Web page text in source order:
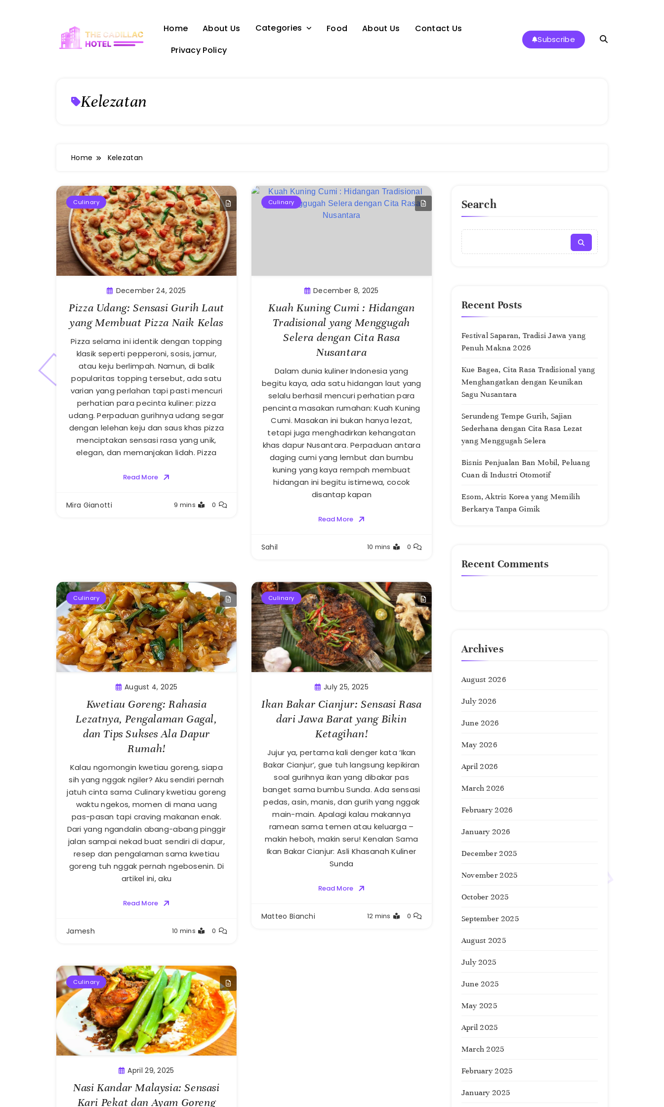
Home About Us Categories Food About Us
Contact Us
Privacy Policy
Subscribe
Kelezatan
Home Kelezatan
Culinary
December 24, 2025
Pizza Udang: Sensasi Gurih Laut
yang Membuat Pizza Naik Kelas
Pizza selama ini identik dengan topping
klasik seperti pepperoni, sosis, jamur,
atau keju berlimpah. Namun, di balik
popularitas topping tersebut, ada satu
varian yang perlahan tapi pasti mencuri
perhatian para pecinta kuliner: pizza
udang. Perpaduan gurihnya udang segar
dengan lelehan keju dan saus khas pizza
menciptakan sensasi rasa yang unik,
elegan, dan memanjakan lidah. Pizza
Read More
Mira Gianotti 9 mins 0
Culinary
December 8, 2025
Kuah Kuning Cumi : Hidangan
Tradisional yang Menggugah
Selera dengan Cita Rasa
Nusantara
Dalam dunia kuliner Indonesia yang
begitu kaya, ada satu hidangan laut yang
selalu berhasil mencuri perhatian para
pencinta masakan rumahan: Kuah Kuning
Cumi. Masakan ini bukan hanya lezat,
tetapi juga menghadirkan kehangatan
khas dapur Nusantara. Perpaduan antara
daging cumi yang lembut dan bumbu
kuning yang kaya rempah membuat
hidangan ini begitu istimewa, cocok
disantap kapan
Read More
Sahil 10 mins 0
Culinary
August 4, 2025
Kwetiau Goreng: Rahasia
Lezatnya, Pengalaman Gagal,
dan Tips Sukses Ala Dapur
Rumah!
Kalau ngomongin kwetiau goreng, siapa
sih yang nggak ngiler? Aku sendiri pernah
jatuh cinta sama Culinary kwetiau goreng
waktu ngekos, momen di mana uang
pas-pasan tapi craving makanan enak.
Dari yang ngandalin abang-abang pinggir
jalan sampai nekad buat sendiri di dapur,
resep dan pengalaman sama kwetiau
goreng tuh nggak pernah ngebosenin. Di
artikel ini, aku
Read More
Jamesh 10 mins 0
Culinary
July 25, 2025
Ikan Bakar Cianjur: Sensasi Rasa
dari Jawa Barat yang Bikin
Ketagihan!
Jujur ya, pertama kali denger kata ‘Ikan
Bakar Cianjur‘, gue tuh langsung kepikiran
soal gurihnya ikan yang dibakar pas
banget sama bumbu Sunda. Ada sensasi
pedas, asin, manis, dan gurih yang nggak
main-main. Apalagi kalau makannya
ramean sama temen atau keluarga –
makin heboh, makin seru! Kenalan Sama
Ikan Bakar Cianjur: Asli Khasanah Kuliner
Sunda
Read More
Matteo Bianchi 12 mins 0
Culinary
April 29, 2025
Nasi Kandar Malaysia: Sensasi
Kari Pekat dan Ayam Goreng
Search
Recent Posts
Festival Saparan, Tradisi Jawa yang
Penuh Makna 2026
Kue Bagea, Cita Rasa Tradisional yang
Menghangatkan dengan Keunikan
Sagu Nusantara
Serundeng Tempe Gurih, Sajian
Sederhana dengan Cita Rasa Lezat
yang Menggugah Selera
Bisnis Penjualan Ban Mobil, Peluang
Cuan di Industri Otomotif
Esom, Aktris Korea yang Memilih
Berkarya Tanpa Gimik
Recent Comments
Archives
August 2026
July 2026
June 2026
May 2026
April 2026
March 2026
February 2026
January 2026
December 2025
November 2025
October 2025
September 2025
August 2025
July 2025
June 2025
May 2025
April 2025
March 2025
February 2025
January 2025